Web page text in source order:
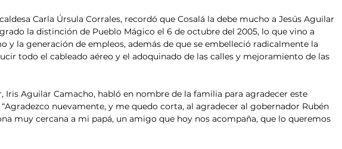
Carla Úrsula Corrales, recordó que Cosalá la debe mucho a Jesús Aguilar
la distinción de Pueblo Mágico el 6 de octubre del 2005, lo que vino a
y la generación de empleos, además de que se embelleció radicalmente la
todo el cableado aéreo y el adoquinado de las calles y mejoramiento de las
Iris Aguilar Camacho, habló en nombre de la familia para agradecer este
nuevamente, y me quedo corta, al agradecer al gobernador Rubén
muy cercana a mi papá, un amigo que hoy nos acompaña, que lo queremos